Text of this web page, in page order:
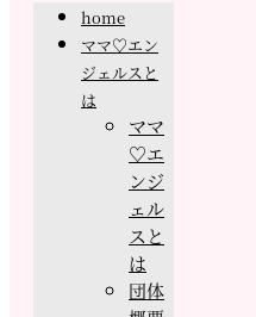
home
ママ♡エン
ジェルスと
は
ママ
♡エ
ンジ
ェル
スと
は
団体